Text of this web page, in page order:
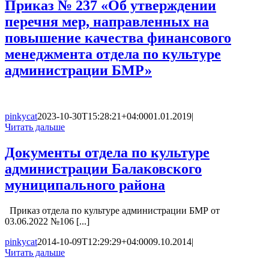
Приказ № 237 «Об утверждении
перечня мер, направленных на
повышение качества финансового
менеджмента отдела по культуре
администрации БМР»
pinkycat2023-10-30T15:28:21+04:0001.01.2019|
Читать дальше
Документы отдела по культуре
администрации Балаковского
муниципального района
Приказ отдела по культуре администрации БМР от
03.06.2022 №106 [...]
pinkycat2014-10-09T12:29:29+04:0009.10.2014|
Читать дальше